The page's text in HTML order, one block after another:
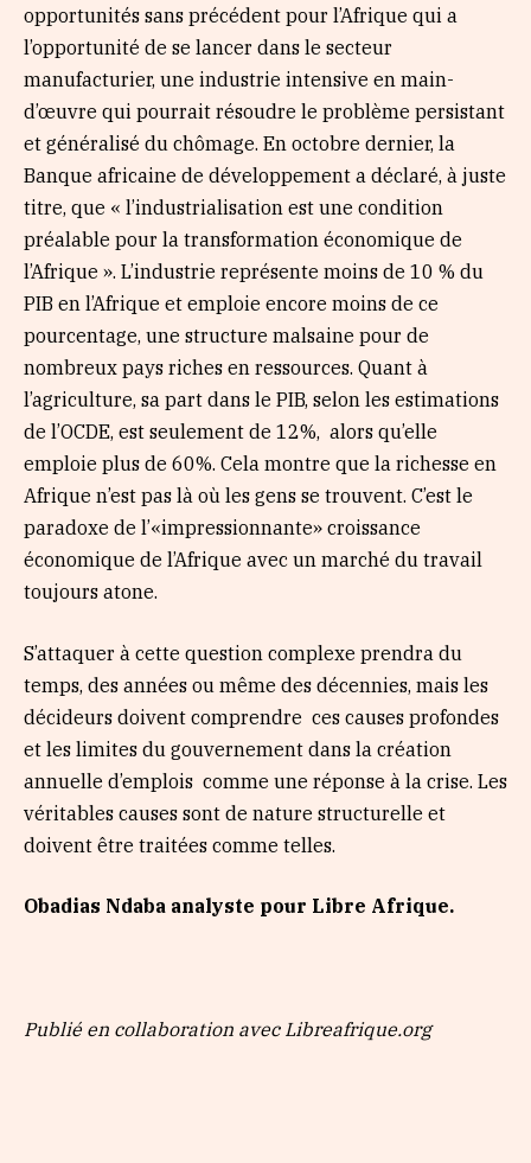
opportunités sans précédent pour l’Afrique qui a
l’opportunité de se lancer dans le secteur
manufacturier, une industrie intensive en main-
d’œuvre qui pourrait résoudre le problème persistant
et généralisé du chômage. En octobre dernier, la
Banque africaine de développement a déclaré, à juste
titre, que « l’industrialisation est une condition
préalable pour la transformation économique de
l’Afrique ». L’industrie représente moins de 10 % du
PIB en l’Afrique et emploie encore moins de ce
pourcentage, une structure malsaine pour de
nombreux pays riches en ressources. Quant à
l’agriculture, sa part dans le PIB, selon les estimations
de l’OCDE, est seulement de 12%, alors qu’elle
emploie plus de 60%. Cela montre que la richesse en
Afrique n’est pas là où les gens se trouvent. C’est le
paradoxe de l’«impressionnante» croissance
économique de l’Afrique avec un marché du travail
toujours atone.
S’attaquer à cette question complexe prendra du
temps, des années ou même des décennies, mais les
décideurs doivent comprendre ces causes profondes
et les limites du gouvernement dans la création
annuelle d’emplois comme une réponse à la crise. Les
véritables causes sont de nature structurelle et
doivent être traitées comme telles.
Obadias Ndaba analyste pour Libre Afrique.
Publié en collaboration avec Libreafrique.org